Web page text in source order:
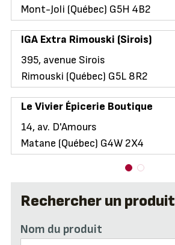
Rechercher un produit
Nom du produit
Mont-Joli (Québec) G5H 4B2
IGA Extra Rimouski (Sirois)
395, avenue Sirois
Rimouski (Québec) G5L 8R2
Le Vivier Épicerie Boutique
14, av. D'Amours
Matane (Québec) G4W 2X4